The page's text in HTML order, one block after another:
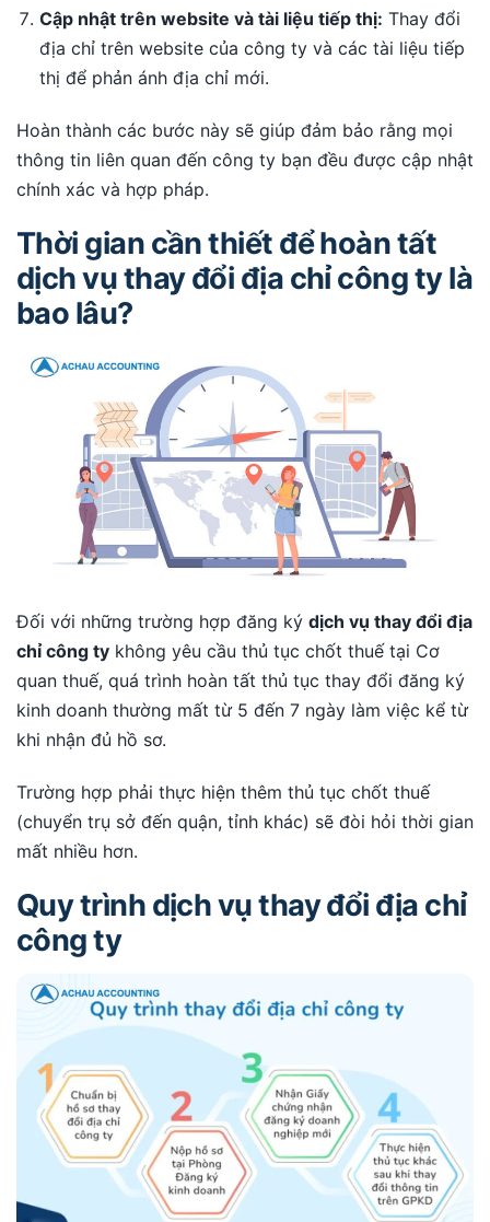
Cập nhật trên website và tài liệu tiếp thị: Thay đổi
địa chỉ trên website của công ty và các tài liệu tiếp
thị để phản ánh địa chỉ mới.
Hoàn thành các bước này sẽ giúp đảm bảo rằng mọi
thông tin liên quan đến công ty bạn đều được cập nhật
chính xác và hợp pháp.
Thời gian cần thiết để hoàn tất
dịch vụ thay đổi địa chỉ công ty là
bao lâu?
Đối với những trường hợp đăng ký dịch vụ thay đổi địa
chỉ công ty không yêu cầu thủ tục chốt thuế tại Cơ
quan thuế, quá trình hoàn tất thủ tục thay đổi đăng ký
kinh doanh thường mất từ 5 đến 7 ngày làm việc kể từ
khi nhận đủ hồ sơ.
Trường hợp phải thực hiện thêm thủ tục chốt thuế
(chuyển trụ sở đến quận, tỉnh khác) sẽ đòi hỏi thời gian
mất nhiều hơn.
Quy trình dịch vụ thay đổi địa chỉ
công ty